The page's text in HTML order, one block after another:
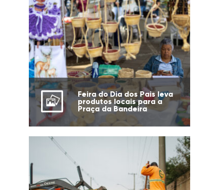
Feira do Dia dos Pais leva
produtos locais para a
Praça da Bandeira